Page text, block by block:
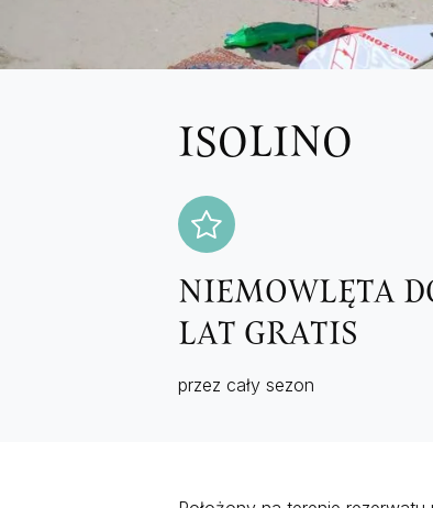
ISOLINO
NIEMOWLĘTA
LAT GRATIS
przez cały sezon